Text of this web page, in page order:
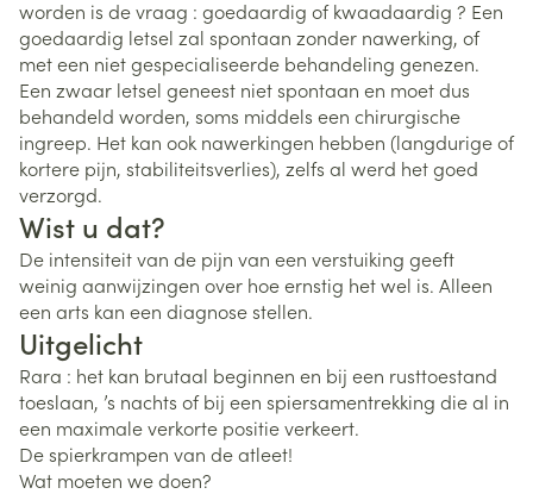
worden is de vraag : goedaardig of kwaadaardig ? Een
goedaardig letsel zal spontaan zonder nawerking, of
met een niet gespecialiseerde behandeling genezen.
Een zwaar letsel geneest niet spontaan en moet dus
behandeld worden, soms middels een chirurgische
ingreep. Het kan ook nawerkingen hebben (langdurige of
kortere pijn, stabiliteitsverlies), zelfs al werd het goed
verzorgd.
Wist u dat?
De intensiteit van de pijn van een verstuiking geeft
weinig aanwijzingen over hoe ernstig het wel is. Alleen
een arts kan een diagnose stellen.
Uitgelicht
Rara : het kan brutaal beginnen en bij een rusttoestand
toeslaan, ’s nachts of bij een spiersamentrekking die al in
een maximale verkorte positie verkeert.
De spierkrampen van de atleet!
Wat moeten we doen?